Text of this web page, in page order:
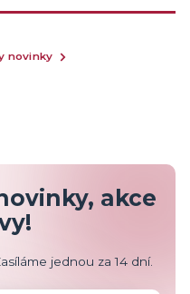
novinky
akce
jednou za 14 dní.